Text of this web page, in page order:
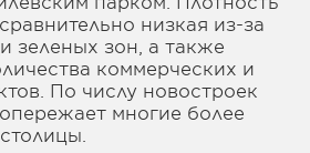
низкая из-за
зеленых зон, а также
коммерческих и
По числу новостроек
многие более